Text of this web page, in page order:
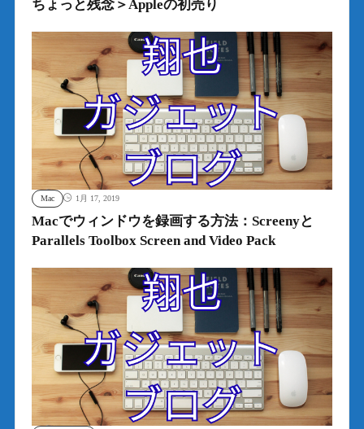
ちょっと残念＞Appleの初売り
Mac 1月 17, 2019
Macでウィンドウを録画する方法：Screenyと
Parallels Toolbox Screen and Video Pack